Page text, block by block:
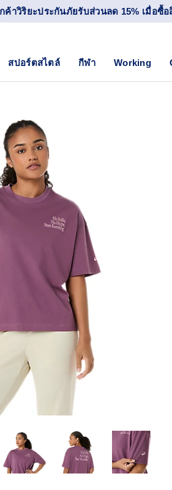
ค้าวิริยะประกันภัยรับส่วนลด 15% เมื่อซื้
สปอร์ตสไตล์ กีฬา Working